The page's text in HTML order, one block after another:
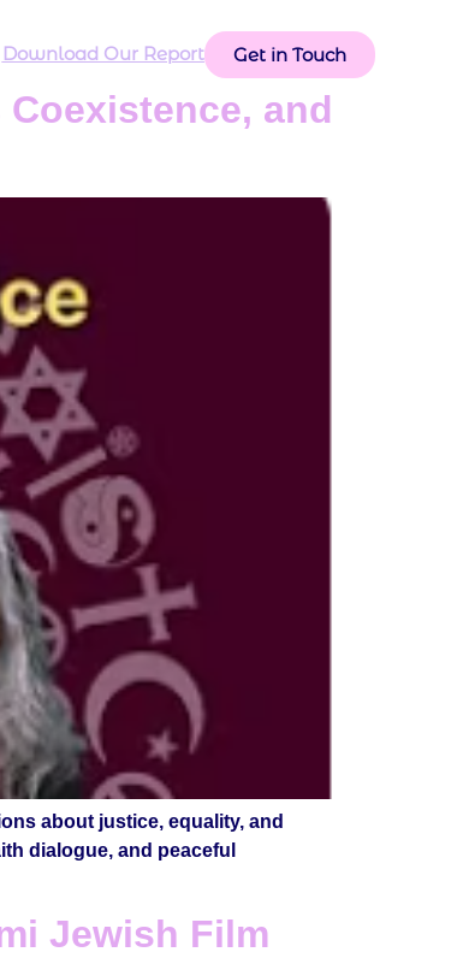
Download Our Report Get in Touch
and
about justice, equality, and
dialogue, and peaceful
Jewish Film